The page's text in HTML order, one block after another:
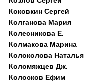
Коковкин Сергей
Колганова Мария
Колесникова Е.
Колмакова Марина
Колоколова Наталья
Коломяжцев Дж.
Колосков Ефим